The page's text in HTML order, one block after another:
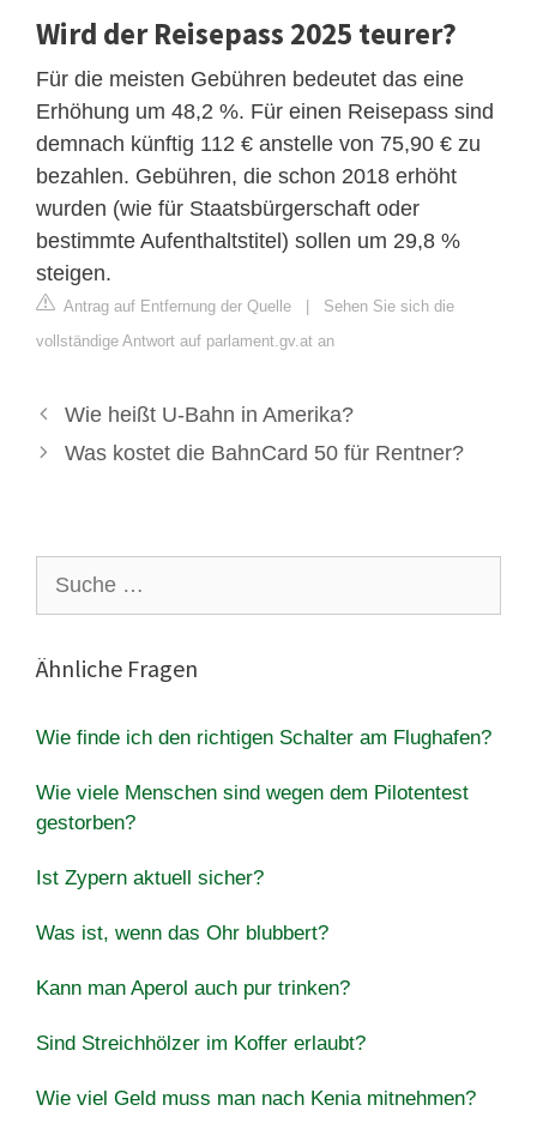
Wird der Reisepass 2025 teurer?
Für die meisten Gebühren bedeutet das eine
Erhöhung um 48,2 %. Für einen Reisepass sind
demnach künftig 112 € anstelle von 75,90 € zu
bezahlen. Gebühren, die schon 2018 erhöht
wurden (wie für Staatsbürgerschaft oder
bestimmte Aufenthaltstitel) sollen um 29,8 %
steigen.
Antrag auf Entfernung der Quelle | Sehen Sie sich die
vollständige Antwort auf parlament.gv.at an
Wie heißt U-Bahn in Amerika?
Was kostet die BahnCard 50 für Rentner?
nach:
Ähnliche Fragen
Wie finde ich den richtigen Schalter am Flughafen?
Wie viele Menschen sind wegen dem Pilotentest
gestorben?
Ist Zypern aktuell sicher?
Was ist, wenn das Ohr blubbert?
Kann man Aperol auch pur trinken?
Sind Streichhölzer im Koffer erlaubt?
Wie viel Geld muss man nach Kenia mitnehmen?